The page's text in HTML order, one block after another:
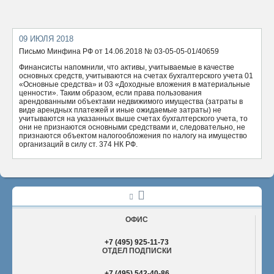
09 ИЮЛЯ 2018
Письмо Минфина РФ от 14.06.2018 № 03-05-05-01/40659
Финансисты напомнили, что активы, учитываемые в качестве
основных средств, учитываются на счетах бухгалтерского учета 01
«Основные средства» и 03 «Доходные вложения в материальные
ценности». Таким образом, если права пользования
арендованными объектами недвижимого имущества (затраты в
виде арендных платежей и иные ожидаемые затраты) не
учитываются на указанных выше счетах бухгалтерского учета, то
они не признаются основными средствами и, следовательно, не
признаются объектом налогообложения по налогу на имущество
организаций в силу ст. 374 НК РФ.
ОФИС
+7 (495) 925-11-73
ОТДЕЛ ПОДПИСКИ